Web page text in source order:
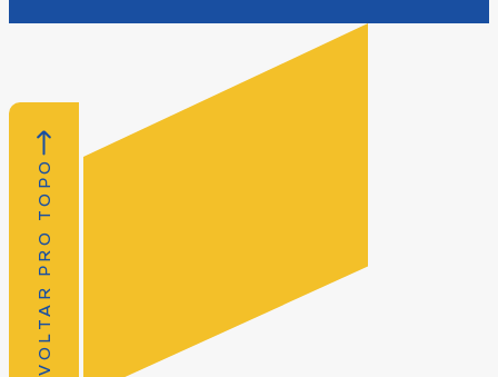
VOLTAR PRO TOPO